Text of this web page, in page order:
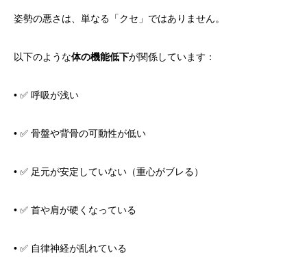
姿勢の悪さは、単なる「クセ」ではありません。
以下のような体の機能低下が関係しています：
• ✅ 呼吸が浅い
• ✅ 骨盤や背骨の可動性が低い
• ✅ 足元が安定していない（重心がブレる）
• ✅ 首や肩が硬くなっている
• ✅ 自律神経が乱れている